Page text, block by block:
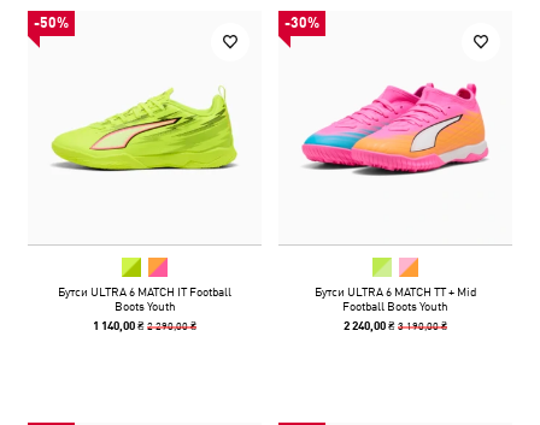
-50%
Бутси ULTRA 6 MATCH IT Football
Boots Youth
1 140,00 ₴2 290,00 ₴
-30%
Бутси ULTRA 6 MATCH TT + Mid
Football Boots Youth
2 240,00 ₴3 190,00 ₴